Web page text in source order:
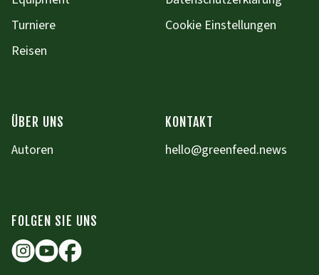
Turniere
Reisen
Cookie Einstellungen
ÜBER UNS
Autoren
KONTAKT
hello@greenfeed.news
FOLGEN SIE UNS